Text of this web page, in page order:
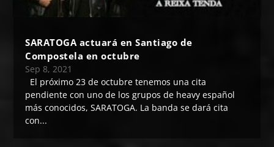
SARATOGA actuará en Santiago de
Compostela en octubre
Sep 8, 2021
El próximo 23 de octubre tenemos una cita
pendiente con uno de los grupos de heavy español
más conocidos, SARATOGA. La banda se dará cita
con...